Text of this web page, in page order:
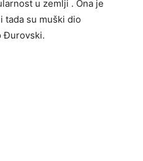
u zemlji . Ona je
tada su muški dio
Đurovski.